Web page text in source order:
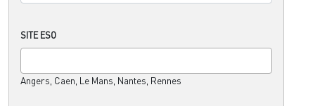
SITE ESO
Angers, Caen, Le Mans, Nantes, Rennes